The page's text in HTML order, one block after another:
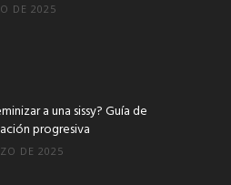
DE 2025
a una sissy? Guía de
progresiva
DE 2025